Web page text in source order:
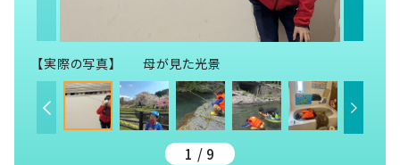
【実際の写真】 母が見た光景
1 / 9